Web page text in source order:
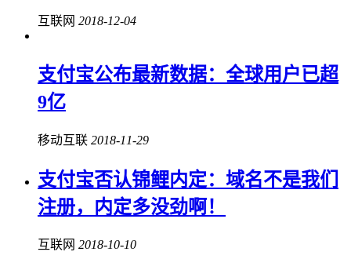
互联网 2018-12-04
支付宝公布最新数据：全球用户已超
9亿
移动互联 2018-11-29
支付宝否认锦鲤内定：域名不是我们
注册，内定多没劲啊！
互联网 2018-10-10